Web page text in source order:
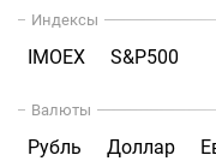
Индексы
IMOEX S&P500
Валюты
Рубль Доллар